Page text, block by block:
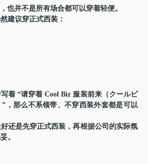
也并不是所有场合都可以穿着轻便。
建议穿正式西装：
着 “请穿着 Cool Biz 服装前来（クールビ
” ，那么不系领带、不穿西装外套都是可以
还是先穿正式西装，再根据公司的实际氛
。